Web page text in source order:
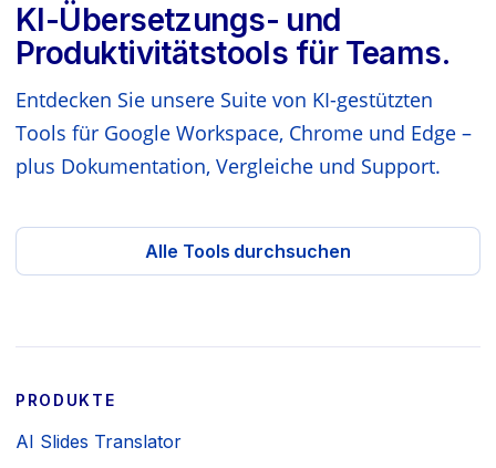
KI-Übersetzungs- und
Produktivitätstools für Teams.
Entdecken Sie unsere Suite von KI-gestützten
Tools für Google Workspace, Chrome und Edge –
plus Dokumentation, Vergleiche und Support.
Alle Tools durchsuchen
PRODUKTE
AI Slides Translator